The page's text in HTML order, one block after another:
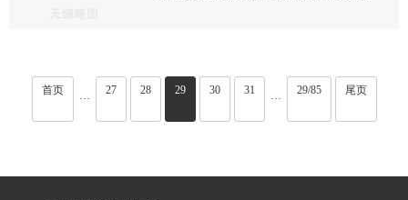
首页
···
27 28 29 30 31
···
29/85 尾页